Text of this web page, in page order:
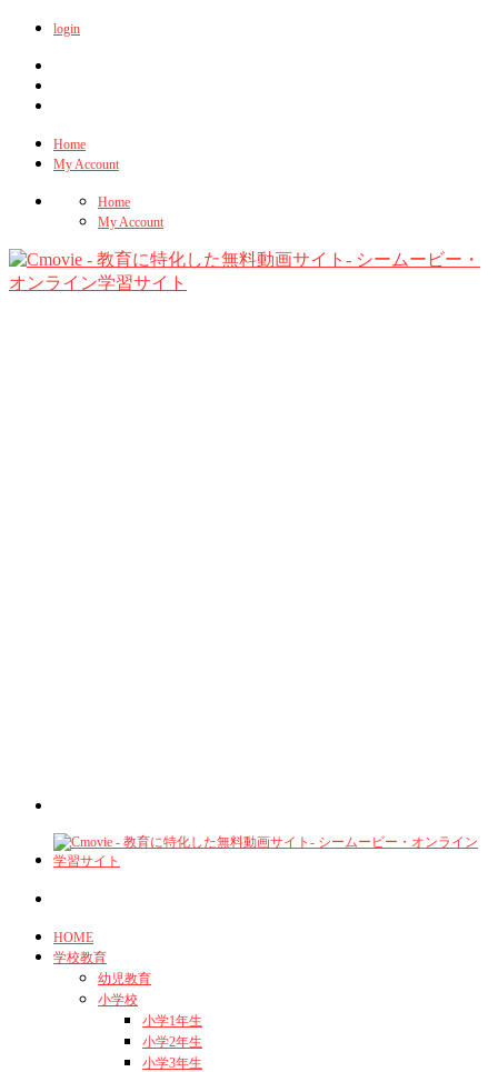
login
Home
My Account
Home
My Account
HOME
学校教育
幼児教育
小学校
小学1年生
小学2年生
小学3年生